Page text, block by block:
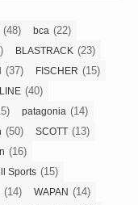
(48) bca (22)
BLASTRACK (23)
(37) FISCHER (15)
LINE (40)
patagonia (14)
(50) SCOTT (13)
(16)
Sports (15)
(14) WAPAN (14)